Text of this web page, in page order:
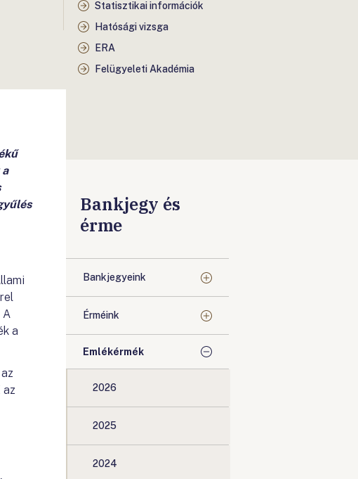
Statisztikai információk
Hatósági vizsga
ERA
Felügyeleti Akadémia
A
a
az
Bankjegy és
érme
Bankjegyeink
Érméink
Emlékérmék
2026
2025
2024